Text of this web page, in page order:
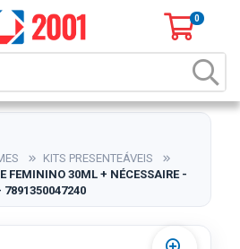
0
KITS PRESENTEÁVEIS
FEMININO 30ML + NÉCESSAIRE -